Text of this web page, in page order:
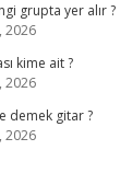
grupta yer alır ?
2026
kime ait ?
2026
demek gitar ?
2026